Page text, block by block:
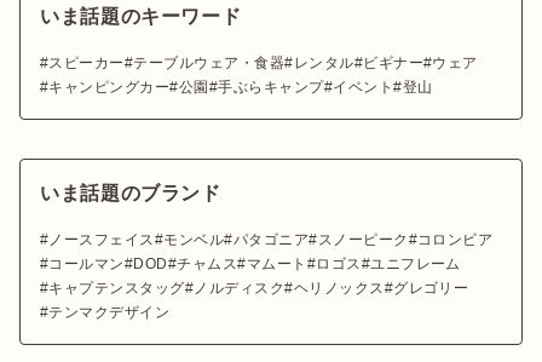
いま話題のキーワード
スピーカー テーブルウェア・食器 レンタル ビギナー
ウェア
キャンピングカー 公園 手ぶらキャンプ イベント 登山
いま話題のブランド
ノースフェイス モンベル パタゴニア スノーピーク
コロンビア
コールマン
DOD チャムス マムート ロゴス
ユニフレーム
キャプテンスタッグ
ノルディスク ヘリノックス
グレゴリー
テンマクデザイン